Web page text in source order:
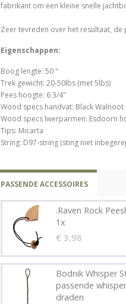
fabrikant om een kleine snelle
Zeer tevreden over het resultaat, de
Eigenschappen:
Boog lengte: 50 "
Trek gewicht: 20-50lbs (met 5lbs)
Pees hoogte: 6 3/4"
Wood specs handvat: Black
Wood specs lwerparmen: Esdoorn
Tips: Micarta
String: D97-string (sting niet
PASSENDE ACCESSOIRES
.Raven Rock
1x
€ 3,98
Bodnik Whisper
passende
draden